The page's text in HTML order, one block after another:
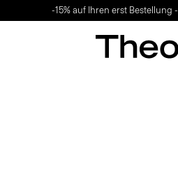
-15% auf Ihren erst Bestellung -